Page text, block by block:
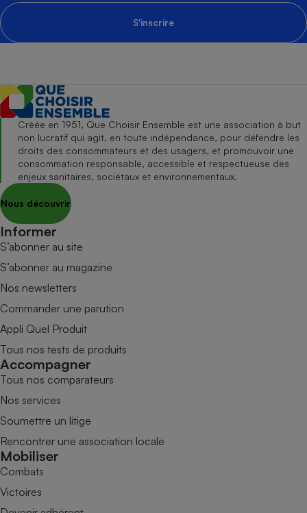
S'inscrire
Créée en 1951, Que Choisir Ensemble est une association à but
non lucratif qui agit, en toute indépendance, pour défendre les
droits des consommateurs et des usagers, et promouvoir une
consommation responsable, accessible et respectueuse des
enjeux sanitaires, sociétaux et environnementaux.
Nous découvrir
Informer
S’abonner au site
S’abonner au magazine
Nos newsletters
Commander une parution
Appli Quel Produit
Tous nos tests de produits
Accompagner
Tous nos comparateurs
Nos services
Soumettre un litige
Rencontrer une association locale
Mobiliser
Combats
Victoires